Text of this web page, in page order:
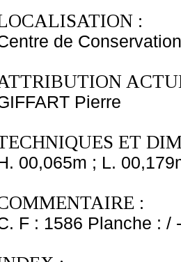
:
de
Pierre
ET
00,065m ; L.
:
F : 1586 Planche : /